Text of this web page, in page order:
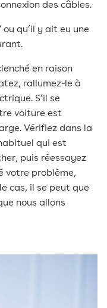
des câbles.
qu’il y ait eu une
en raison
rallumez-le à
S’il se
voiture est
Vérifiez dans la
qui est
puis réessayez
votre problème,
cas, il se peut que
nous allons